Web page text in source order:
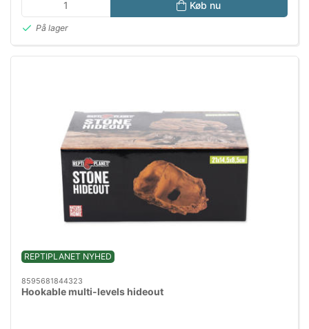
Køb nu
På lager
REPTIPLANET NYHED
8595681844323
Hookable multi-levels hideout